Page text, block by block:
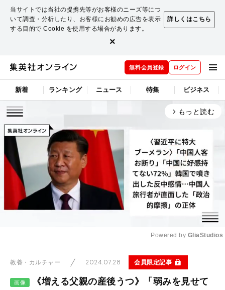
当サイトでは当社の提携先等がお客様のニーズ等につ
いて調査・分析したり、お客様にお勧めの広告を表示
する目的で Cookie を使用する場合があります。
詳しくはこちら
×
無料会員登録 ログイン
新着 ランキング ニュース 特集 ビジネス
arrow_forward_ios もっと読む
Mute
Powered by GliaStudios
教養・カルチャー 2024.07.28 会員限定記事
画像
《増える父親の産後うつ》「弱みを見せて